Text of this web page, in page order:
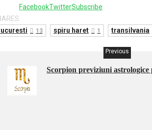
FacebookTwitterSubscribe
13 spiru haret 1 transilvania
Previous
Scorpion previziuni astrologice